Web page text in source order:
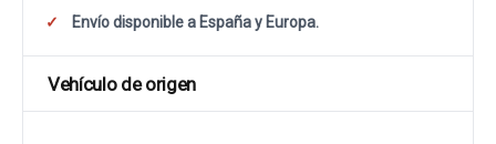
Envío disponible a España y Europa.
Vehículo de origen